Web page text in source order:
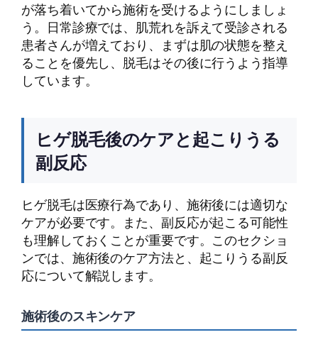
が落ち着いてから施術を受けるようにしましょ
う。日常診療では、肌荒れを訴えて受診される
患者さんが増えており、まずは肌の状態を整え
ることを優先し、脱毛はその後に行うよう指導
しています。
ヒゲ脱毛後のケアと起こりうる
副反応
ヒゲ脱毛は医療行為であり、施術後には適切な
ケアが必要です。また、副反応が起こる可能性
も理解しておくことが重要です。このセクショ
ンでは、施術後のケア方法と、起こりうる副反
応について解説します。
施術後のスキンケア